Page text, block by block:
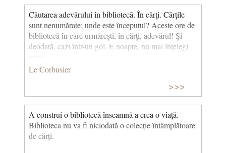
Căutarea adevărului în bibliotecă. În cărţi. Cărţile
sunt nenumărate; unde este începutul? Aceste ore de
bibliotecă în care urmăreşti, în cărţi, adevărul! Şi
deodată, cazi într-un gol. E noapte, nu mai înţelegi
Le Corbusier
>>>
A construi o bibliotecă înseamnă a crea o viață.
Biblioteca nu va fi niciodată o colecție întâmplătoare
de cărți.